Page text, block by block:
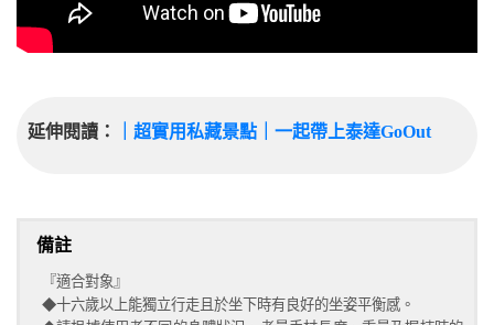
延伸閱讀： ｜超實用私藏景點｜一起帶上泰達GoOut
備註
『適合對象』
◆十六歲以上能獨立行走且於坐下時有良好的坐姿平衡感。